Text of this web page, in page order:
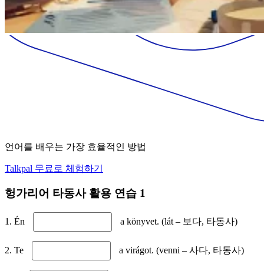
언어를 배우는 가장 효율적인 방법
Talkpal 무료로 체험하기
헝가리어 타동사 활용 연습 1
1. Én a könyvet. (lát – 보다, 타동사)
2. Te a virágot. (venni – 사다, 타동사)